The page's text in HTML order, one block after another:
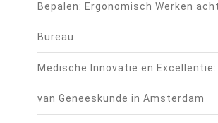
Bepalen: Ergonomisch Werken
Bureau
Medische Innovatie en Excellentie:
van Geneeskunde in Amsterdam